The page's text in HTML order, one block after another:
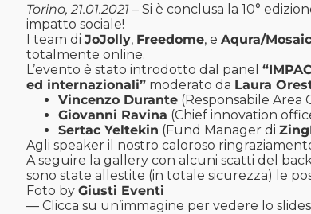
Torino, 21.01.2021– Si è conclusa la 10°
impatto sociale!
I team di JoJolly, Freedome, e Aqura/Mosaic
totalmente online.
L’evento è stato introdotto dal panel
ed internazionali”moderato da Laura
Vincenzo Durante(Responsabile Area
Giovanni Ravina (Chief innovation
Sertac Yeltekin (Fund Manager di
Agli speaker il nostro caloroso
A seguire la gallery con alcuni scatti del
sono state allestite (in totale sicurezza) le
Foto by Giusti Eventi
— Clicca su un’immagine per vedere lo